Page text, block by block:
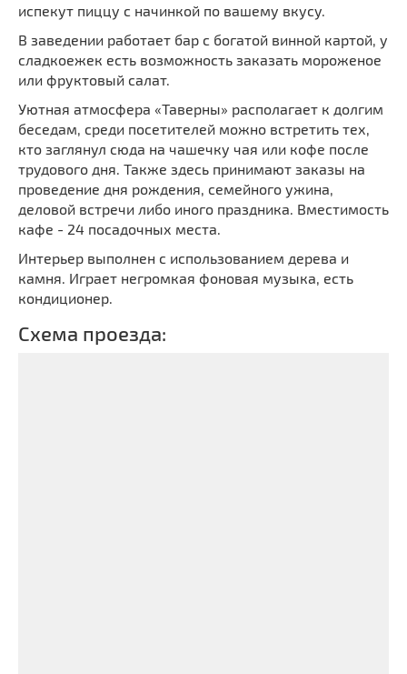
испекут пиццу с начинкой по вашему вкусу.
В заведении работает бар с богатой винной картой, у
сладкоежек есть возможность заказать мороженое
или фруктовый салат.
Уютная атмосфера «Таверны» располагает к долгим
беседам, среди посетителей можно встретить тех,
кто заглянул сюда на чашечку чая или кофе после
трудового дня. Также здесь принимают заказы на
проведение дня рождения, семейного ужина,
деловой встречи либо иного праздника. Вместимость
кафе - 24 посадочных места.
Интерьер выполнен с использованием дерева и
камня. Играет негромкая фоновая музыка, есть
кондиционер.
Схема проезда: